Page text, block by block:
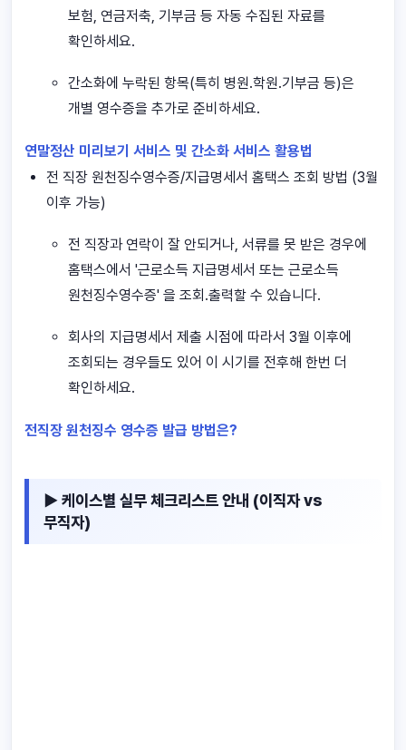
보험, 연금저축, 기부금 등 자동 수집된 자료를
확인하세요.
간소화에 누락된 항목(특히 병원.학원.기부금 등)은
개별 영수증을 추가로 준비하세요.
연말정산 미리보기 서비스 및 간소화 서비스 활용법
전 직장 원천징수영수증/지급명세서 홈택스 조회 방법 (3월
이후 가능)
전 직장과 연락이 잘 안되거나, 서류를 못 받은 경우에
홈택스에서 '근로소득 지급명세서 또는 근로소득
원천징수영수증' 을 조회.출력할 수 있습니다.
회사의 지급명세서 제출 시점에 따라서 3월 이후에
조회되는 경우들도 있어 이 시기를 전후해 한번 더
확인하세요.
전직장 원천징수 영수증 발급 방법은?
▶ 케이스별 실무 체크리스트 안내 (이직자 vs
무직자)